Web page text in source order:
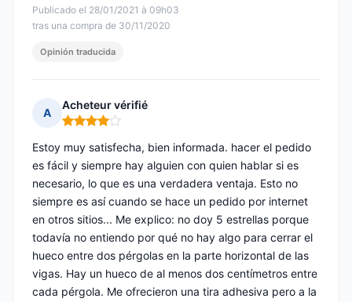
Publicado el 28/01/2021 à 09h03
tras una compra de 30/11/2020
Opinión traducida
A
Acheteur vérifié
Nota: 4 de 5
Estoy muy satisfecha, bien informada. hacer el pedido
es fácil y siempre hay alguien con quien hablar si es
necesario, lo que es una verdadera ventaja. Esto no
siempre es así cuando se hace un pedido por internet
en otros sitios... Me explico: no doy 5 estrellas porque
todavía no entiendo por qué no hay algo para cerrar el
hueco entre dos pérgolas en la parte horizontal de las
vigas. Hay un hueco de al menos dos centímetros entre
cada pérgola. Me ofrecieron una tira adhesiva pero a la